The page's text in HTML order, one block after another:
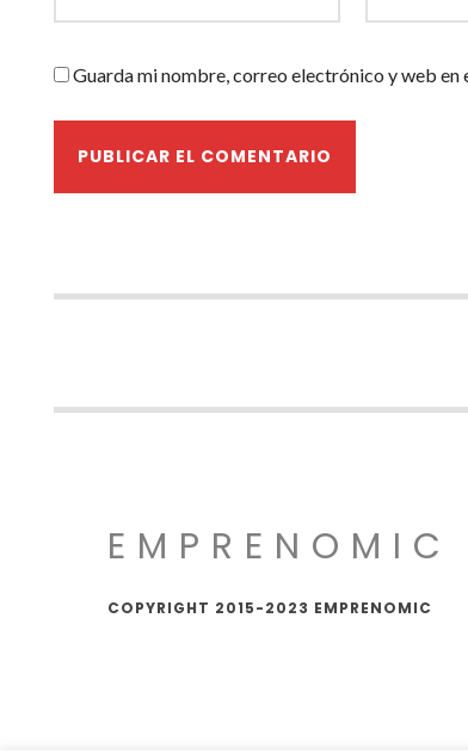
Guarda mi nombre, correo electrónico y web
EMPRENOMIC
COPYRIGHT 2015-2023 EMPRENOMIC